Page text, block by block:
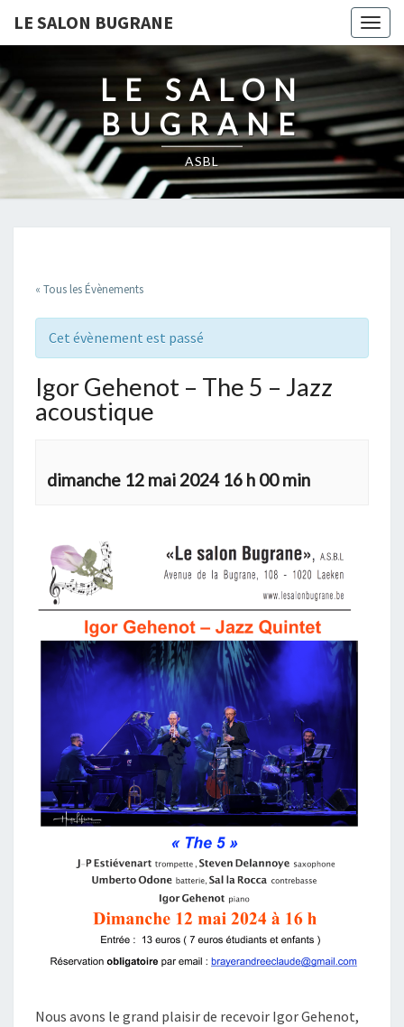
LE SALON BUGRANE
LE SALON
BUGRANE
ASBL
« Tous les Évènements
Cet évènement est passé
Igor Gehenot – The 5 – Jazz
acoustique
dimanche 12 mai 2024 16 h 00 min
Nous avons le grand plaisir de recevoir Igor Gehenot,